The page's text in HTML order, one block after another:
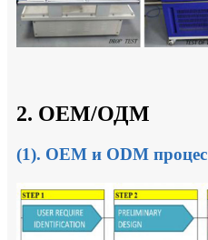
2. ОЕМ/ОДМ
(1). OEM и ODM процес